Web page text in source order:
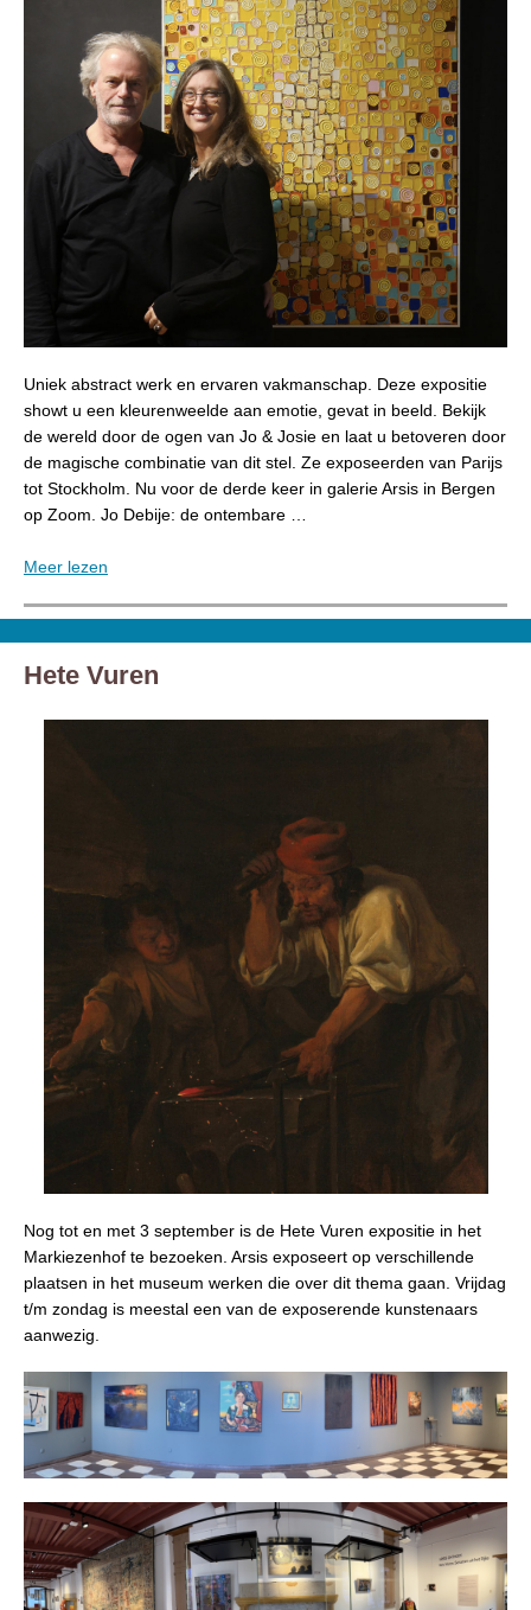
Uniek abstract werk en ervaren vakmanschap. Deze expositie
showt u een kleurenweelde aan emotie, gevat in beeld. Bekijk
de wereld door de ogen van Jo & Josie en laat u betoveren door
de magische combinatie van dit stel. Ze exposeerden van Parijs
tot Stockholm. Nu voor de derde keer in galerie Arsis in Bergen
op Zoom. Jo Debije: de ontembare …
Meer lezen
Hete Vuren
Nog tot en met 3 september is de Hete Vuren expositie in het
Markiezenhof te bezoeken. Arsis exposeert op verschillende
plaatsen in het museum werken die over dit thema gaan. Vrijdag
t/m zondag is meestal een van de exposerende kunstenaars
aanwezig.